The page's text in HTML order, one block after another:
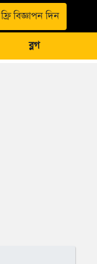
ফ্রি বিজ্ঞাপন দিন
ব্লগ